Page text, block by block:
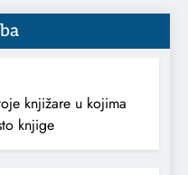
knjižare u kojima
knjige